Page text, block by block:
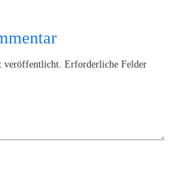
veröffentlicht. Erforderliche Felder